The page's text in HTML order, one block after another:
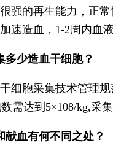
强的再生能力，正
速造血，1-2周内血
少造血干细胞？
胞采集技术管理规
需达到5×108/kg,采
血有何不同之处？